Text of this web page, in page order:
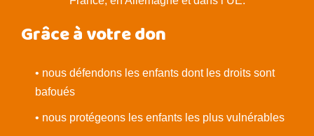
Grâce à votre don
• nous défendons les enfants dont les droits sont
bafoués
• nous protégeons les enfants les plus vulnérables